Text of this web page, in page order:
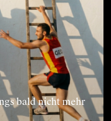
bald nicht mehr